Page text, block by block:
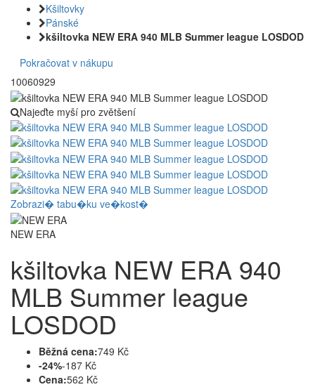
Kšiltovky
Pánské
kšiltovka NEW ERA 940 MLB Summer league LOSDOD
Pokračovat v nákupu
10060929
Najeďte myší pro zvětšení
Zobrazi� tabu�ku ve�kost�
NEW ERA
kšiltovka NEW ERA 940
MLB Summer league
LOSDOD
Běžná cena:749 Kč
-24%-187 Kč
Cena:562 Kč